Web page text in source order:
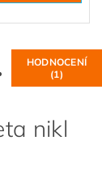
HODNOCENÍ
(1)
nikl